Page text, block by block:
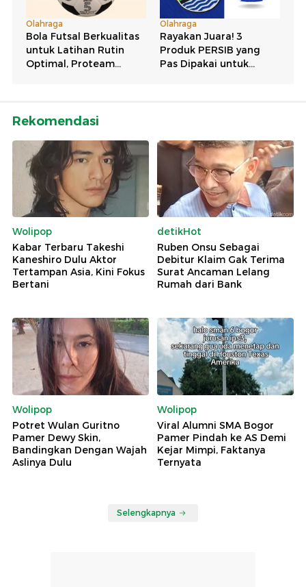
Rekomendasi
Wolipop
Kabar Terbaru Takeshi
Kaneshiro Dulu Aktor
Tertampan Asia, Kini Fokus
Bertani
detikHot
Ruben Onsu Sebagai
Debitur Klaim Gak Terima
Surat Ancaman Lelang
Rumah dari Bank
Wolipop
Potret Wulan Guritno
Pamer Dewy Skin,
Bandingkan Dengan Wajah
Aslinya Dulu
Wolipop
Viral Alumni SMA Bogor
Pamer Pindah ke AS Demi
Kejar Mimpi, Faktanya
Ternyata
Selengkapnya